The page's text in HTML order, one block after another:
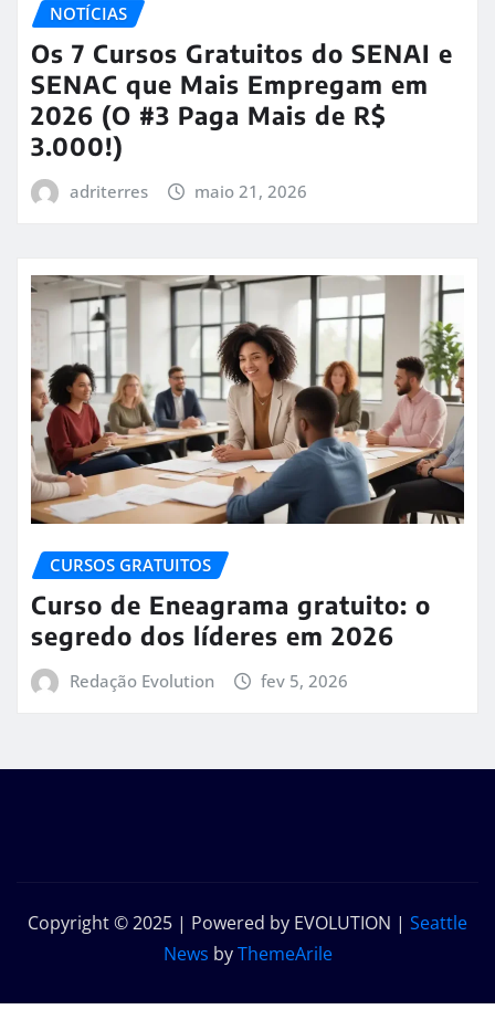
NOTÍCIAS
Os 7 Cursos Gratuitos do SENAI e
SENAC que Mais Empregam em
2026 (O #3 Paga Mais de R$
3.000!)
adriterres maio 21, 2026
CURSOS GRATUITOS
Curso de Eneagrama gratuito: o
segredo dos líderes em 2026
Redação Evolution fev 5, 2026
Copyright © 2025 | Powered by EVOLUTION | Seattle
News byThemeArile